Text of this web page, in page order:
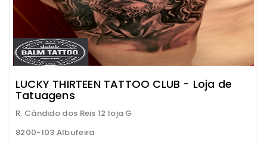
LUCKY THIRTEEN TATTOO CLUB - Loja de
Tatuagens
R. Cândido dos Reis 12 loja G
8200-103 Albufeira